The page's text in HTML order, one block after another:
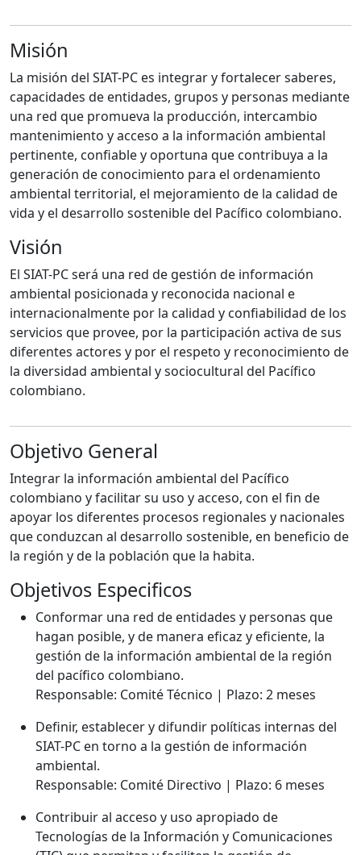
Misión
La misión del SIAT-PC es integrar y fortalecer saberes,
capacidades de entidades, grupos y personas mediante
una red que promueva la producción, intercambio
mantenimiento y acceso a la información ambiental
pertinente, confiable y oportuna que contribuya a la
generación de conocimiento para el ordenamiento
ambiental territorial, el mejoramiento de la calidad de
vida y el desarrollo sostenible del Pacífico colombiano.
Visión
El SIAT-PC será una red de gestión de información
ambiental posicionada y reconocida nacional e
internacionalmente por la calidad y confiabilidad de los
servicios que provee, por la participación activa de sus
diferentes actores y por el respeto y reconocimiento de
la diversidad ambiental y sociocultural del Pacífico
colombiano.
Objetivo General
Integrar la información ambiental del Pacífico
colombiano y facilitar su uso y acceso, con el fin de
apoyar los diferentes procesos regionales y nacionales
que conduzcan al desarrollo sostenible, en beneficio de
la región y de la población que la habita.
Objetivos Especificos
Conformar una red de entidades y personas que
hagan posible, y de manera eficaz y eficiente, la
gestión de la información ambiental de la región
del pacífico colombiano.
Responsable: Comité Técnico | Plazo: 2 meses
Definir, establecer y difundir políticas internas del
SIAT-PC en torno a la gestión de información
ambiental.
Responsable: Comité Directivo | Plazo: 6 meses
Contribuir al acceso y uso apropiado de
Tecnologías de la Información y Comunicaciones